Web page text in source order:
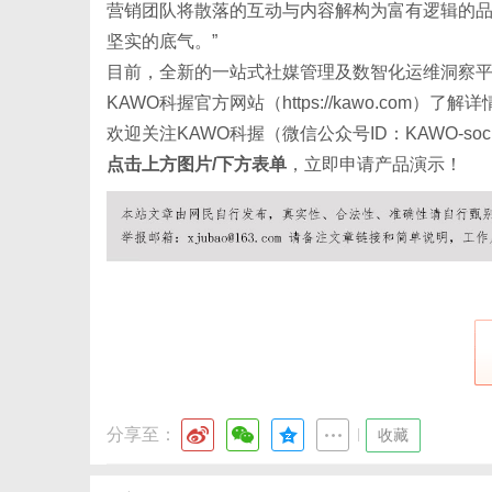
营销团队将散落的互动与内容解构为富有逻辑的
坚实的底气。”
目前，全新的一站式社媒管理及数智化运维洞
KAWO科握官方网站（ https://kawo.com）了解详
欢迎关注KAWO科握（微信公众号ID：KAWO-
点击上方图片/下方表单 ，立即申请产品演示！
分享至： 收藏